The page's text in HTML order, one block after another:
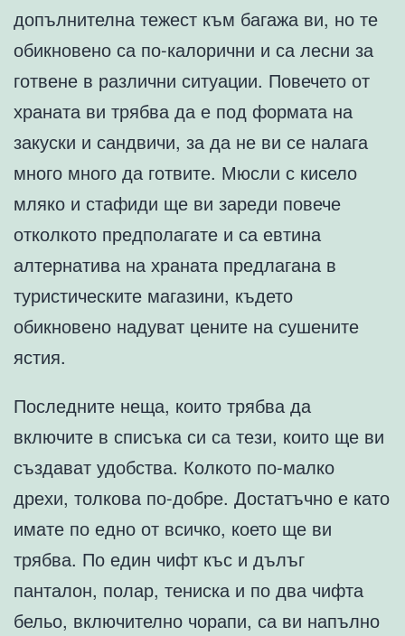
допълнителна тежест към багажа ви, но те
обикновено са по-калорични и са лесни за
готвене в различни ситуации. Повечето от
храната ви трябва да е под формата на
закуски и сандвичи, за да не ви се налага
много много да готвите. Мюсли с кисело
мляко и стафиди ще ви зареди повече
отколкото предполагате и са евтина
алтернатива на храната предлагана в
туристическите магазини, където
обикновено надуват цените на сушените
ястия.
Последните неща, които трябва да
включите в списъка си са тези, които ще ви
създават удобства. Колкото по-малко
дрехи, толкова по-добре. Достатъчно е като
имате по едно от всичко, което ще ви
трябва. По един чифт къс и дълъг
панталон, полар, тениска и по два чифта
бельо, включително чорапи, са ви напълно